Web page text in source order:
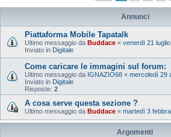
Annunci
Piattaforma Mobile Tapatalk
Ultimo messaggio da Buddace « venerdì 21
Inviato in Digitale
Come caricare le immagini sul forum:
Ultimo messaggio da IGNAZIO68 « mercoledì 29
Inviato in Digitale
Risposte: 2
A cosa serve questa sezione ?
Ultimo messaggio da Buddace « martedì 3
Argomenti